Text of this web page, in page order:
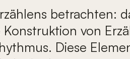
betrachten:
von
Diese